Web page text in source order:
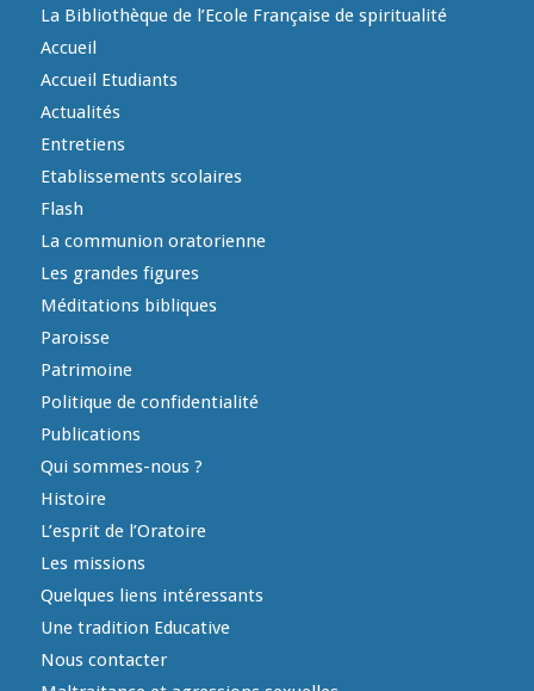
La Bibliothèque de l’Ecole Française de spiritualité
Accueil
Accueil Etudiants
Actualités
Entretiens
Etablissements scolaires
Flash
La communion oratorienne
Les grandes figures
Méditations bibliques
Paroisse
Patrimoine
Politique de confidentialité
Publications
Qui sommes-nous ?
Histoire
L’esprit de l’Oratoire
Les missions
Quelques liens intéressants
Une tradition Educative
Nous contacter